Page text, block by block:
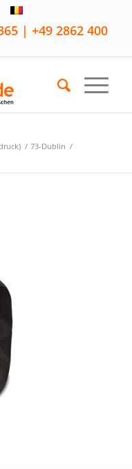
| +49 2862 400
/ 73-Dublin /